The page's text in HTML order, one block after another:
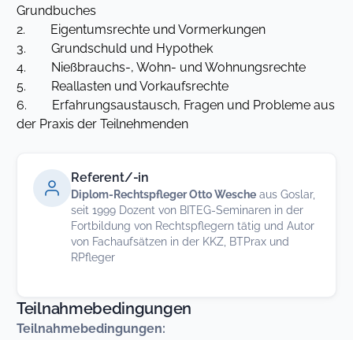
Grundbuches
2. Eigentumsrechte und Vormerkungen
3. Grundschuld und Hypothek
4. Nießbrauchs-, Wohn- und Wohnungsrechte
5. Reallasten und Vorkaufsrechte
6. Erfahrungsaustausch, Fragen und Probleme aus
der Praxis der Teilnehmenden
Referent/-in
Diplom-Rechtspfleger Otto Wesche aus Goslar,
seit 1999 Dozent von BITEG-Seminaren in der
Fortbildung von Rechtspflegern tätig und Autor
von Fachaufsätzen in der KKZ, BTPrax und
RPfleger
Teilnahmebedingungen
Teilnahmebedingungen: